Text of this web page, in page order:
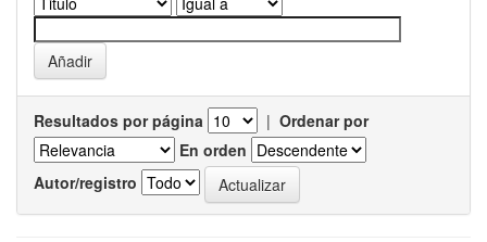
Resultados por página | Ordenar por
En orden
Autor/registro